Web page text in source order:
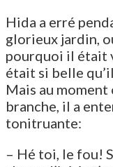
Hida a erré
glorieux jardin,
pourquoi il était
était si belle
Mais au
branche, il a
tonitruante:
– Hé toi, le fou!